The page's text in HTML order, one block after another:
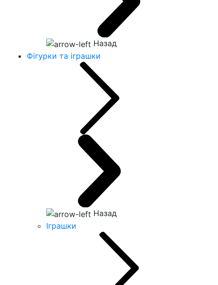
Назад
Фігурки та іграшки
Назад
Іграшки